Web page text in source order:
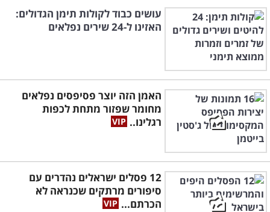
עושים כבוד לקולות תימן הגדולים:
האזינו ל-24 שירים נפלאים
האמן הזה יוצר פסיפסים נפלאים
מחומר שפזור מתחת לכפות
רגלינו..
12 פסלים ישראלים נהדרים עם
סיפורים מרתקים שכנראה לא
הכרתם...